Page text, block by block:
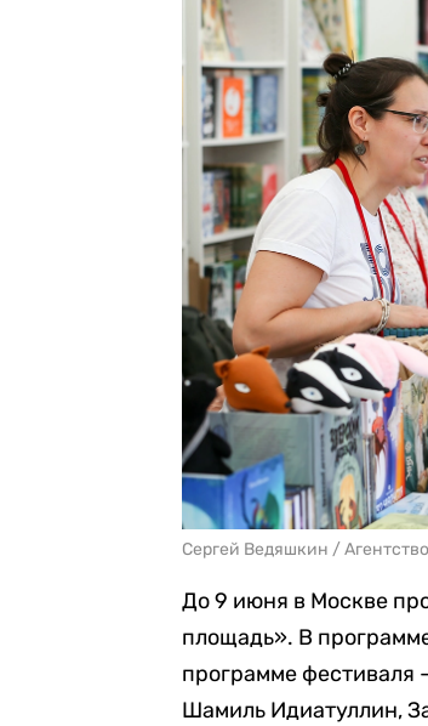
Сергей Ведяшкин /
До 9 июня в Москве
площадь». В
программе фестиваля
Шамиль Идиатуллин,